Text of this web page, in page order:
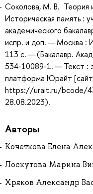
Соколова, М. В. Теория
Историческая память :
академического
испр. и доп. — Москва :
113 с. — (Бакалавр.
534-10089-1. — Текст :
платформа Юрайт
https://urait.ru/bcode/
28.08.2023).
Авторы
Кочеткова Елена
Лоскутова Марина
Хряков Александр